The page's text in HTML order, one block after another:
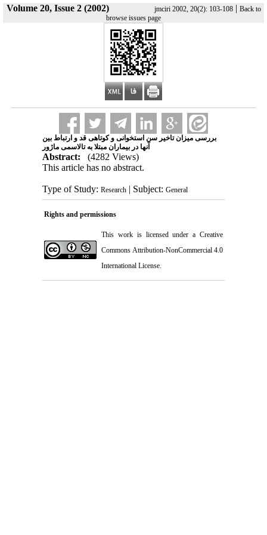
Volume 20, Issue 2 (2002) jmciri 2002, 20(2): 103-108| Back to
browse issues page
بررسی میزان تاخیر سن استخوانی و کوتاهی قد و ارتباط بین
آنها در بیماران مبتلا به تالاسمی ماژور
Abstract:
(4282 Views)
This article has no abstract.
Type of Study: Research| Subject: General
Rights and permissions
This work is licensed under a Creative
Commons Attribution-NonCommercial 4.0
International License.